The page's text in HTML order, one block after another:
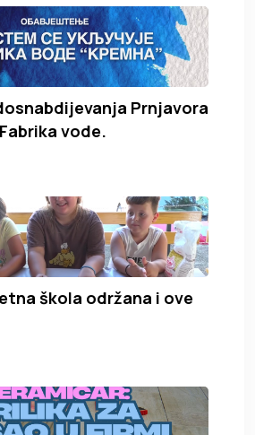
Prnjavora
vode.
škola održana i ove